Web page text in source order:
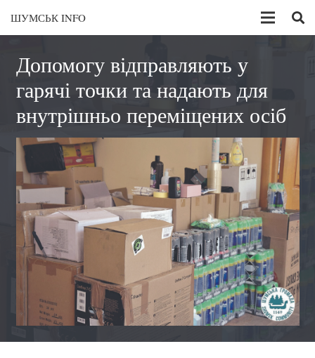
ШУМСЬК INFO
Допомогу відправляють у
гарячі точки та надають для
внутрішньо переміщених осіб